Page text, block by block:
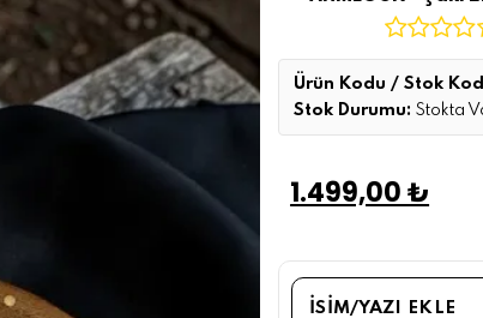
Ürün Kodu / Stok
Stok Durumu: Stokta
1.499,00 ₺
İSIM/YAZI EKLE